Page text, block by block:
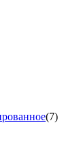
(7)